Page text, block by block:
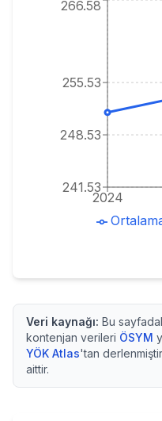
2024
241.53
248.53
255.53
266.58
Veri kaynağı: Bu
kontenjan verileri ÖSYM
YÖK Atlas'tan
aittir.